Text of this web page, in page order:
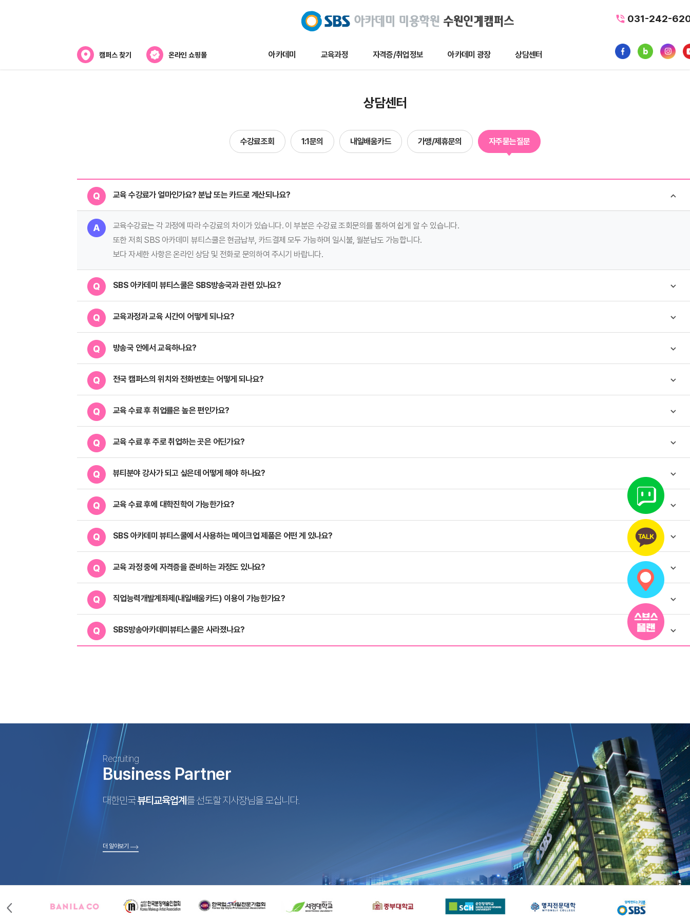
캠퍼스 찾기 온라인 쇼핑몰
031-242-
아카데미 교육과정 자격증/취업정보 아카데미 광장 상담센터
네일아트
헤어
단과
채용/취업정보
자격증정보
자료실
이벤트
수강생작품
수업및실습후기
내일배움카드
자주묻는질문
상담센터
수강료조회 1:1문의 내일배움카드 가맹/제휴문의 자주묻는질문
교육 수강료가 얼마인가요? 분납 또는 카드로 계산되나요?
교육수강료는 각 과정에 따라 수강료의 차이가 있습니다. 이 부분은 수강료 조회문의를 통하여 쉽게 알 수 있습니다.
또한 저희 SBS 아카데미 뷰티스쿨은 현금납부, 카드결제 모두 가능하며 일시불, 월분납도 가능합니다.
보다 자세한 사항은 온라인 상담 및 전화로 문의하여 주시기 바랍니다.
SBS 아카데미 뷰티스쿨은 SBS방송국과 관련 있나요?
교육과정과 교육 시간이 어떻게 되나요?
방송국 안에서 교육하나요?
전국 캠퍼스의 위치와 전화번호는 어떻게 되나요?
교육 수료 후 취업률은 높은 편인가요?
교육 수료 후 주로 취업하는 곳은 어딘가요?
뷰티분야 강사가 되고 싶은데 어떻게 해야 하나요?
교육 수료 후에 대학진학이 가능한가요?
SBS 아카데미 뷰티스쿨에서 사용하는 메이크업 제품은 어떤 게 있나요?
교육 과정 중에 자격증을 준비하는 과정도 있나요?
직업능력개발계좌제(내일배움카드) 이용이 가능한가요?
SBS방송아카데미뷰티스쿨은 사라졌나요?
Recruiting
Business Partner
대한민국뷰티교육업계 를 선도할 지사장님을 모십니다.
더 알아보기